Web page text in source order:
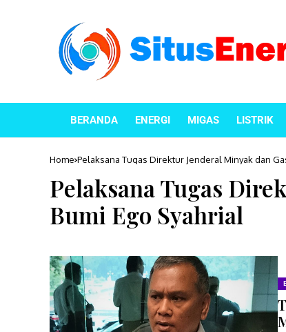
BERANDA ENERGI MIGAS LISTRIK
Home Pelaksana Tugas Direktur Jenderal Minyak dan
Pelaksana Tugas
Bumi Ego Syahrial